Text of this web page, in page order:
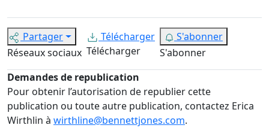
Partager
Réseaux sociaux
Télécharger
Télécharger
S'abonner
S'abonner
Demandes de republication
Pour obtenir l’autorisation de republier cette
publication ou toute autre publication, contactez Erica
Wirthlin à wirthline@bennettjones.com.